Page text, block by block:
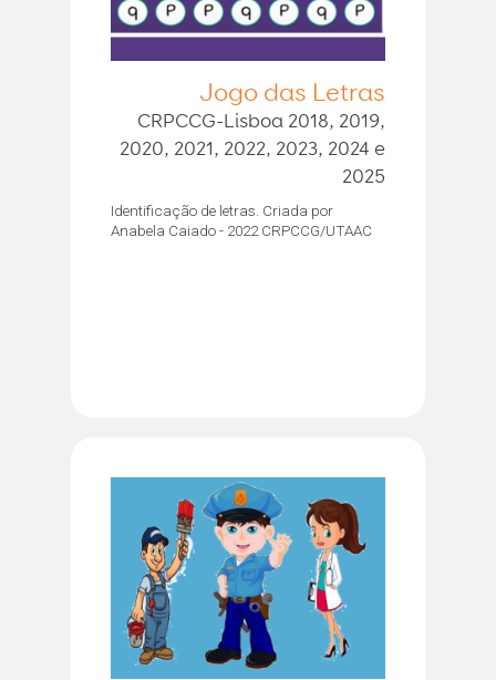
Jogo das Letras
CRPCCG-Lisboa 2018, 2019,
2020, 2021, 2022, 2023, 2024 e
2025
Identificação de letras. Criada por
Anabela Caiado - 2022 CRPCCG/UTAAC